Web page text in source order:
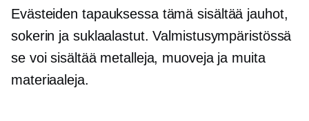
Evästeiden tapauksessa tämä sisältää jauhot,
sokerin ja suklaalastut. Valmistusympäristössä
se voi sisältää metalleja, muoveja ja muita
materiaaleja.